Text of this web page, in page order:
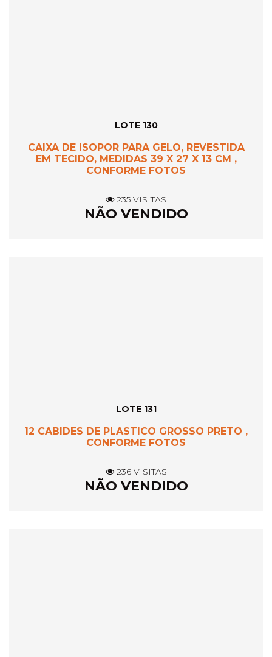
LOTE 130
CAIXA DE ISOPOR PARA GELO, REVESTIDA
EM TECIDO, MEDIDAS 39 X 27 X 13 CM ,
CONFORME FOTOS
235 VISITAS
NÃO VENDIDO
LOTE 131
12 CABIDES DE PLASTICO GROSSO PRETO ,
CONFORME FOTOS
236 VISITAS
NÃO VENDIDO